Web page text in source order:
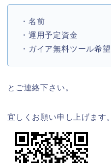
・名前
・運用予定資金
・ガイア無料ツール希望
とご連絡下さい。
宜しくお願い申し上げます。